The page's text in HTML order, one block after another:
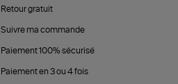
Retour gratuit
Suivre ma commande
Paiement 100% sécurisé
Paiement en 3 ou 4 fois